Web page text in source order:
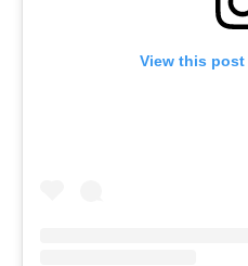
View this